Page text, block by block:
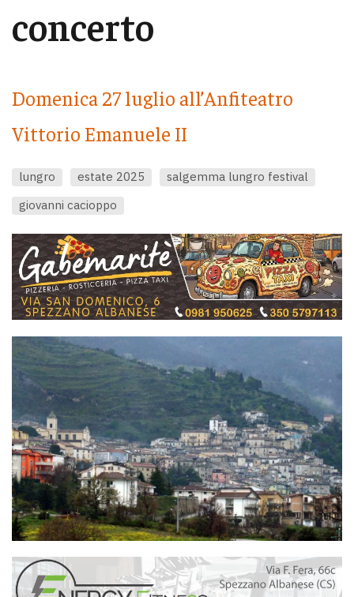
concerto
Domenica 27 luglio all’Anfiteatro
Vittorio Emanuele II
lungro estate 2025
salgemma lungro festival
giovanni cacioppo